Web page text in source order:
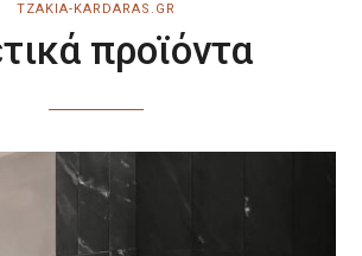
TZAKIA-KARDARAS.GR
προϊόντα